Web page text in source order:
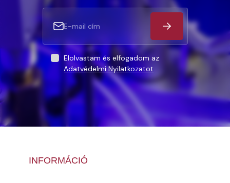
Elolvastam és elfogadom az
Adatvédelmi Nyilatkozatot.
INFORMÁCIÓ